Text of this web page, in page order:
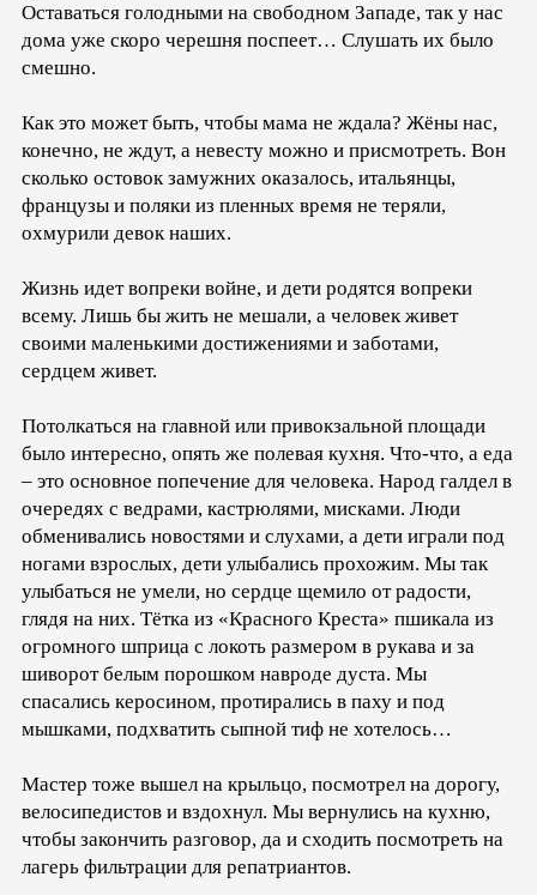
Оставаться голодными на свободном Западе, так у нас
дома уже скоро черешня поспеет… Слушать их было
смешно.
Как это может быть, чтобы мама не ждала? Жёны нас,
конечно, не ждут, а невесту можно и присмотреть. Вон
сколько остовок замужних оказалось, итальянцы,
французы и поляки из пленных время не теряли,
охмурили девок наших.
Жизнь идет вопреки войне, и дети родятся вопреки
всему. Лишь бы жить не мешали, а человек живет
своими маленькими достижениями и заботами,
сердцем живет.
Потолкаться на главной или привокзальной площади
было интересно, опять же полевая кухня. Что-что, а еда
– это основное попечение для человека. Народ галдел в
очередях с ведрами, кастрюлями, мисками. Люди
обменивались новостями и слухами, а дети играли под
ногами взрослых, дети улыбались прохожим. Мы так
улыбаться не умели, но сердце щемило от радости,
глядя на них. Тётка из «Красного Креста» пшикала из
огромного шприца с локоть размером в рукава и за
шиворот белым порошком навроде дуста. Мы
спасались керосином, протирались в паху и под
мышками, подхватить сыпной тиф не хотелось…
Мастер тоже вышел на крыльцо, посмотрел на дорогу,
велосипедистов и вздохнул. Мы вернулись на кухню,
чтобы закончить разговор, да и сходить посмотреть на
лагерь фильтрации для репатриантов.